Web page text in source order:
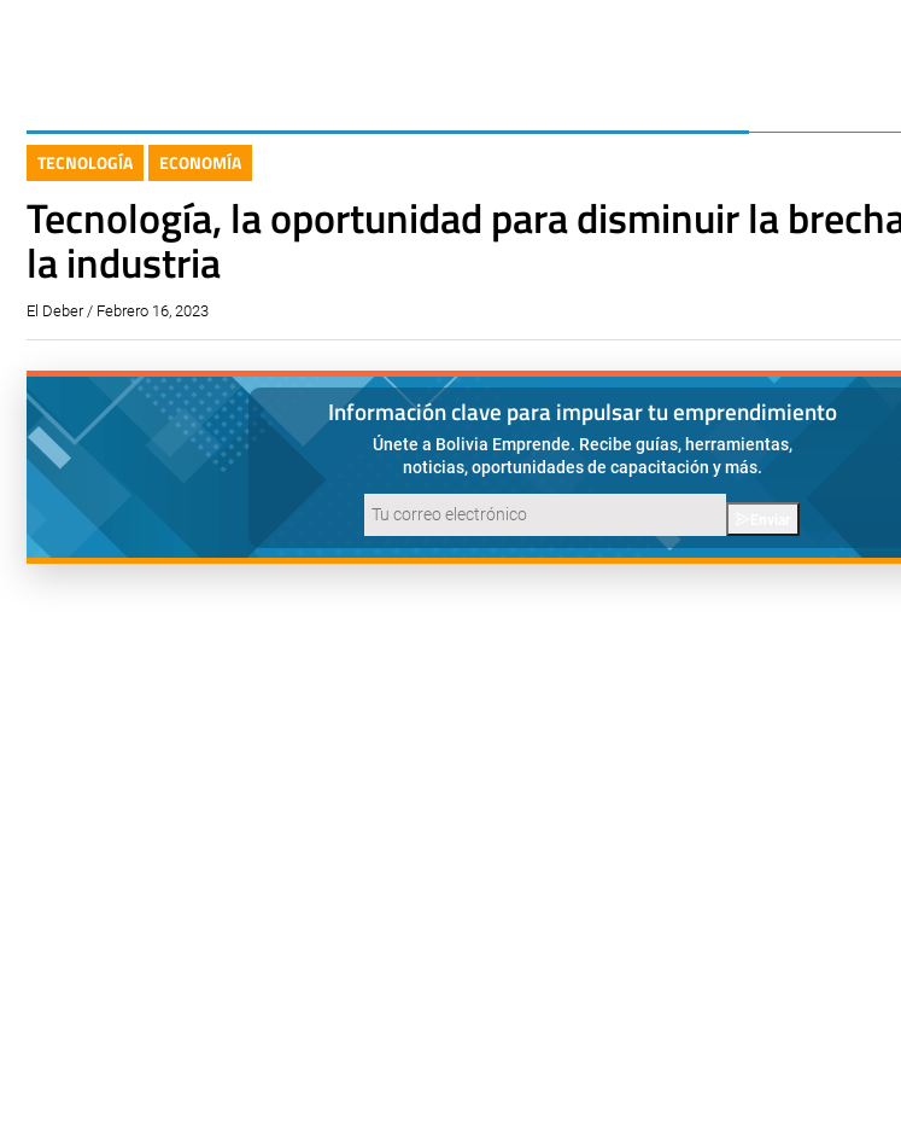
TECNOLOGÍA ECONOMÍA
Tecnología, la oportunidad para disminuir la
la industria
El Deber / Febrero 16, 2023
Información clave para impulsar tu emprendimiento
Únete a Bolivia Emprende. Recibe guías, herramientas,
noticias, oportunidades de capacitación y más.